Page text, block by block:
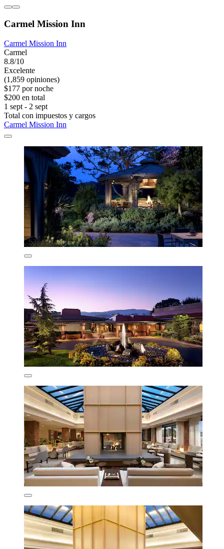
Carmel Mission Inn
Carmel Mission Inn
Carmel
8.8/10
Excelente
(1,859 opiniones)
$177 por noche
$200 en total
1 sept - 2 sept
Total con impuestos y cargos
Carmel Mission Inn